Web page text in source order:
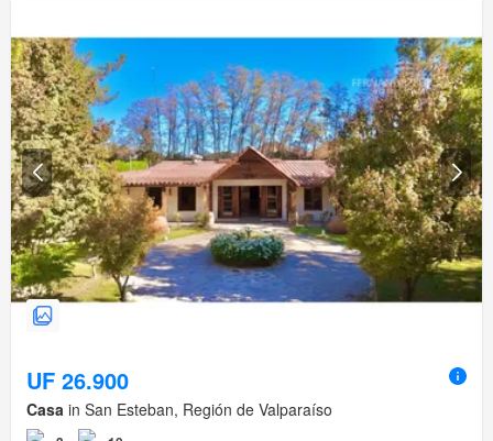
UF 26.900
Casa in San Esteban, Región de Valparaíso